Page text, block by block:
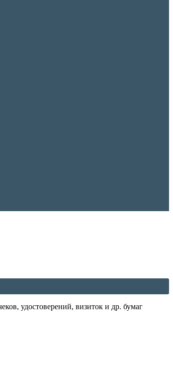
удостоверений, визиток и др. бумаг